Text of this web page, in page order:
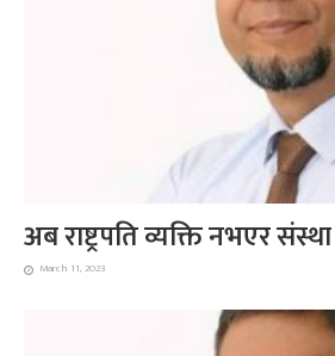
अब राष्ट्रपति व्यक्ति नभएर
March 11, 2023